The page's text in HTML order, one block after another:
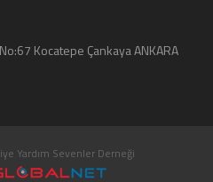
Kocatepe Çankaya ANKARA
Yardım Sevenler Derneği